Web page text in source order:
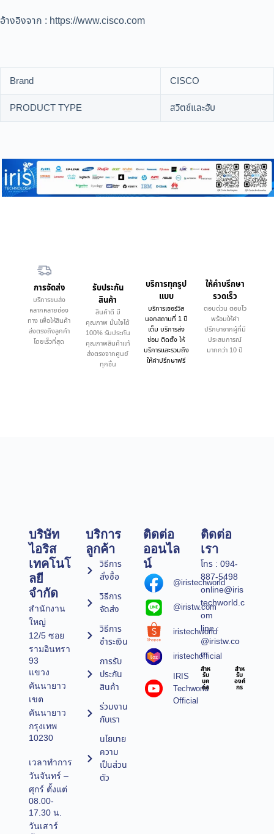
อ้างอิงจาก : https://www.cisco.com
Brand
CISCO
PRODUCT TYPE
สวิตช์และฮับ
การจัดส่ง
บริการขนส่ง
หลากหลายช่อง
ทาง เพื่อให้สินค้า
ส่งตรงถึงลูกค้า
โดยเร็วที่สุด
รับประกัน
สินค้า
สินค้าดี มี
คุณภาพ มั่นใจได้
100% รับประกัน
คุณภาพสินค้าแท้
ส่งตรงจากศูนย์
ทุกชิ้น
บริการทุกรูป
แบบ
บริการเซอร์วิส
นอกสถานที่ 1 ปี
เต็ม บริการส่ง
ซ่อม ติดตั้ง ให้
บริการและรวมถึง
ให้คำปรึกษาฟรี
ให้คำบรึกษา
รวดเร็ว
ตอบด่วน ตอบไว
พร้อมให้คำ
ปรึกษาจากผู้ที่มี
ประสบการณ์
มากกว่า 10 ปี
บริษัท
ไอริส
เทคโนโ
ลยี
จำกัด
สำนักงาน
ใหญ่
12/5 ซอย
รามอินทรา
93
แขวง
คันนายาว
เขต
คันนายาว
กรุงเทพ
10230
เวลาทำการ
วันจันทร์ –
ศุกร์ ตั้งแต่
08.00-
17.30 น.
วันเสาร์
บริการ
ลูกค้า
วิธีการ
สั่งซื้อ
วิธีการ
จัดส่ง
วิธีการ
ชำระเงิน
การรับ
ประกัน
สินค้า
ร่วมงาน
กับเรา
นโยบาย
ความ
เป็นส่วน
ตัว
ติดต่อ
ออนไล
น์
@iristechworld
@iristw.com
iristechworld
iristechofficial
IRIS
Techworld
Official
ติดต่อ
เรา
โทร : 094-
887-5498
online@iris
techworld.c
om
line :
@iristw.co
m
สำห
รับ
บุค
คล
สำห
รับ
องค์
กร